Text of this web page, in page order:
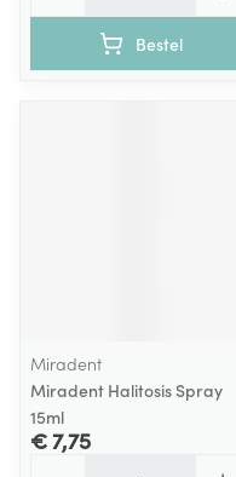
Bestel
Miradent
Miradent Halitosis Spray
15ml
€ 7,75